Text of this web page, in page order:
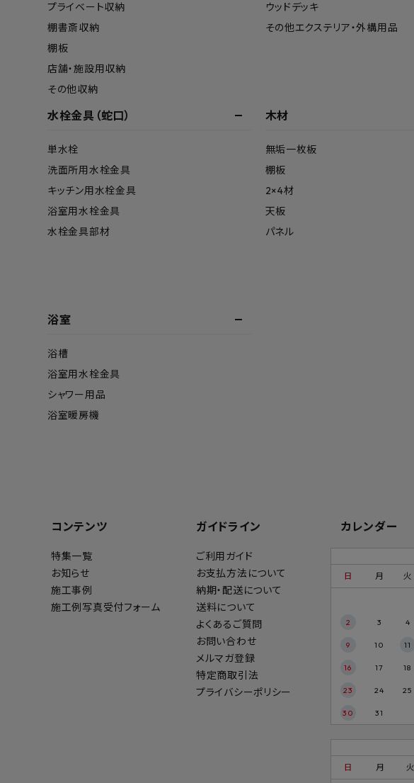
プライベート収納
棚書斎収納
棚板
店舗・施設用収納
その他収納
ウッドデッキ
その他エクステリア・外構用品
水栓金具（蛇口）
単水栓
洗面所用水栓金具
キッチン用水栓金具
浴室用水栓金具
水栓金具部材
木材
無垢一枚板
棚板
2×4材
天板
パネル
浴室
浴槽
浴室用水栓金具
シャワー用品
浴室暖房機
コンテンツ
特集一覧
お知らせ
施工事例
施工例写真受付フォーム
ガイドライン
ご利用ガイド
お支払方法について
納期・配送について
送料について
よくあるご質問
お問い合わせ
メルマガ登録
特定商取引法
プライバシーポリシー
カレンダー
日 月 火
2 3 4
9 10 11
16 17 18
23 24 25
30 31
日 月 火